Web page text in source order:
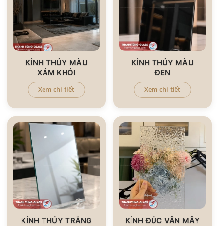
KÍNH THỦY MÀU
XÁM KHÓI
Xem chi tiết
KÍNH THỦY MÀU
ĐEN
Xem chi tiết
KÍNH THỦY TRẮNG KÍNH ĐÚC VÂN MÂY